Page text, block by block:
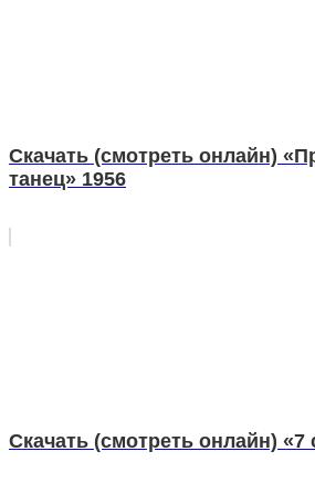
Скачать (смотреть онлайн)
танец» 1956
Скачать (смотреть онлайн) «7